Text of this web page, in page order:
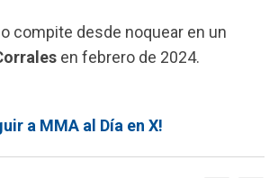
compite desde noquear en un
en febrero de 2024.
a MMA al Día en X!